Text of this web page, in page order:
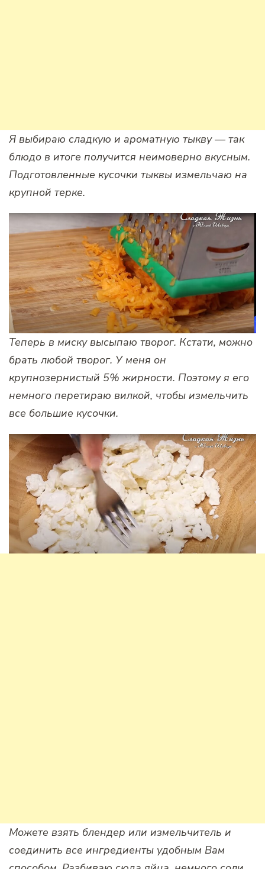
Я выбираю сладкую и ароматную тыкву — так
блюдо в итоге получится неимоверно вкусным.
Подготовленные кусочки тыквы измельчаю на
крупной терке.
Теперь в миску высыпаю творог. Кстати, можно
брать любой творог. У меня он
крупнозернистый 5% жирности. Поэтому я его
немного перетираю вилкой, чтобы измельчить
все большие кусочки.
Можете взять блендер или измельчитель и
соединить все ингредиенты удобным Вам